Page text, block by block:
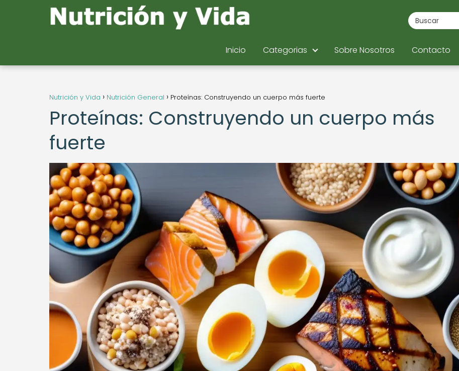
Inicio Categorias Sobre Nosotros Contacto
Nutrición y Vida Nutrición General Proteínas: Construyendo un cuerpo más fuerte
Proteínas: Construyendo un cuerpo más
fuerte